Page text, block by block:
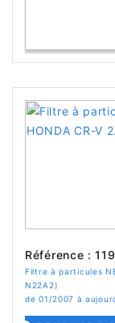
Référence :
Filtre à particules
N22A2)
de 01/2007 à